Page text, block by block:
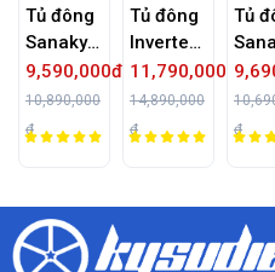
Tủ đông
Sanaky
569L
VH-
5699W1,
2 ngăn
9,590,000đ
10,890,000
đ
Tủ đông
Inverter
Sanaky
VH-
6699W3
660 lít
11,790,000đ
14,890,000
đ
Tủ
VH-
đ